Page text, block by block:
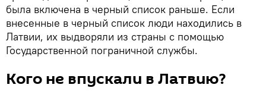
была включена в черный список раньше. Если
внесенные в черный список люди находились в
Латвии, их выдворяли из страны с помощью
Государственной пограничной службы.
Кого не впускали в Латвию?